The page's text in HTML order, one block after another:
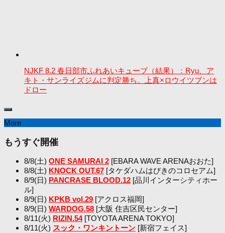
NJKF 8.2 春日部市ふれあいキューブ（結果）：Ryu、ア
キト・サンライズジムに判定勝ち。上真×ロウイツブンは
ドロー
More
もうすぐ開催
8/8(土) ONE SAMURAI 2 [EBARA WAVE ARENAおおた]
8/8(土) KNOCK OUT.67 [タケダハムはびきのコロセアム]
8/9(日) PANCRASE BLOOD.12 [品川インターシティホー
ル]
8/9(日) KPKB vol.29 [アクロス福岡]
8/9(日) WARDOG.58 [大阪 住吉区民センター]
8/11(火) RIZIN.54[TOYOTA ARENA TOKYO]
8/11(火) スック・ワンキントーン [新宿フェイス]